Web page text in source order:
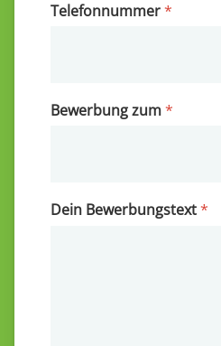
Telefonnummer*
Bewerbung zum*
Dein Bewerbungstext*